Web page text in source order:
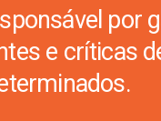
por
e críticas